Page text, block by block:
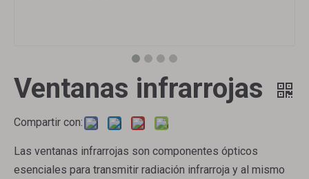
Ventanas infrarrojas
Compartir con:
Las ventanas infrarrojas son componentes ópticos
esenciales para transmitir radiación infrarroja y al mismo